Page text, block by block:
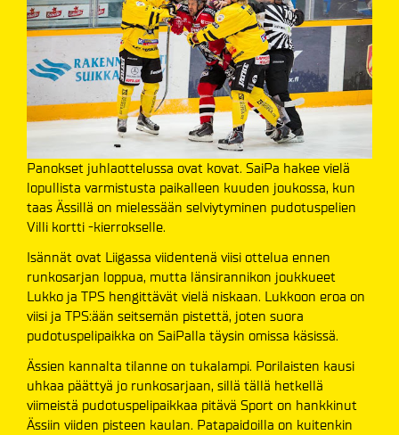
Panokset juhlaottelussa ovat kovat. SaiPa hakee vielä
lopullista varmistusta paikalleen kuuden joukossa, kun
taas Ässillä on mielessään selviytyminen pudotuspelien
Villi kortti -kierrokselle.
Isännät ovat Liigassa viidentenä viisi ottelua ennen
runkosarjan loppua, mutta länsirannikon joukkueet
Lukko ja TPS hengittävät vielä niskaan. Lukkoon eroa on
viisi ja TPS:ään seitsemän pistettä, joten suora
pudotuspelipaikka on SaiPalla täysin omissa käsissä.
Ässien kannalta tilanne on tukalampi. Porilaisten kausi
uhkaa päättyä jo runkosarjaan, sillä tällä hetkellä
viimeistä pudotuspelipaikkaa pitävä Sport on hankkinut
Ässiin viiden pisteen kaulan. Patapaidoilla on kuitenkin